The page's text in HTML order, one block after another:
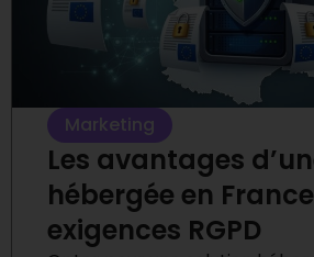
Marketing
Les avantages
hébergée en
exigences RGPD